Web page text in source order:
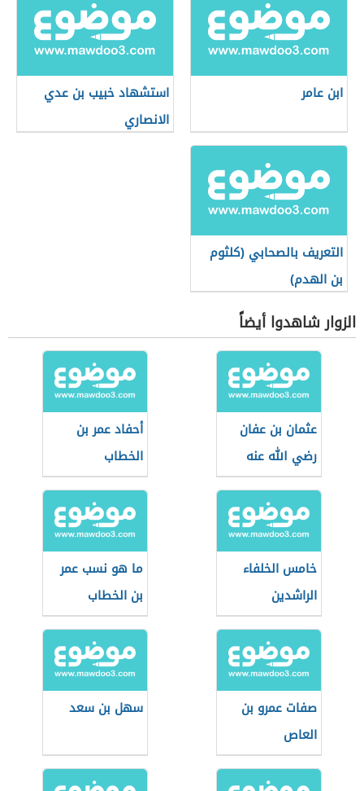
ابن عامر
استشهاد خبيب بن عدي
الانصاري
التعريف بالصحابي (كلثوم
بن الهدم)
الزوار شاهدوا أيضاً
عثمان بن عفان
رضي الله عنه
أحفاد عمر بن
الخطاب
خامس الخلفاء
الراشدين
ما هو نسب عمر
بن الخطاب
صفات عمرو بن
العاص
سهل بن سعد